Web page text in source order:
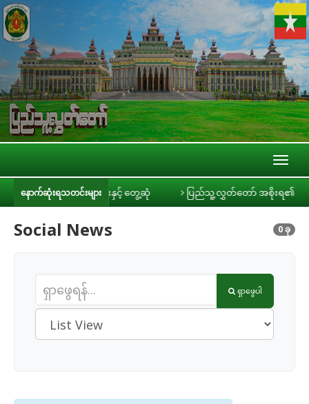
နောက်ဆုံးရသတင်းများ
င်ရီ သတင်းမီဒီယာများနှင့် တွေ့ဆုံ ပြည်သူ့လွှတ်တော် အစိုးရ၏ အာမခံချ
Social News 0 ခု
ရှာဖွေပါ